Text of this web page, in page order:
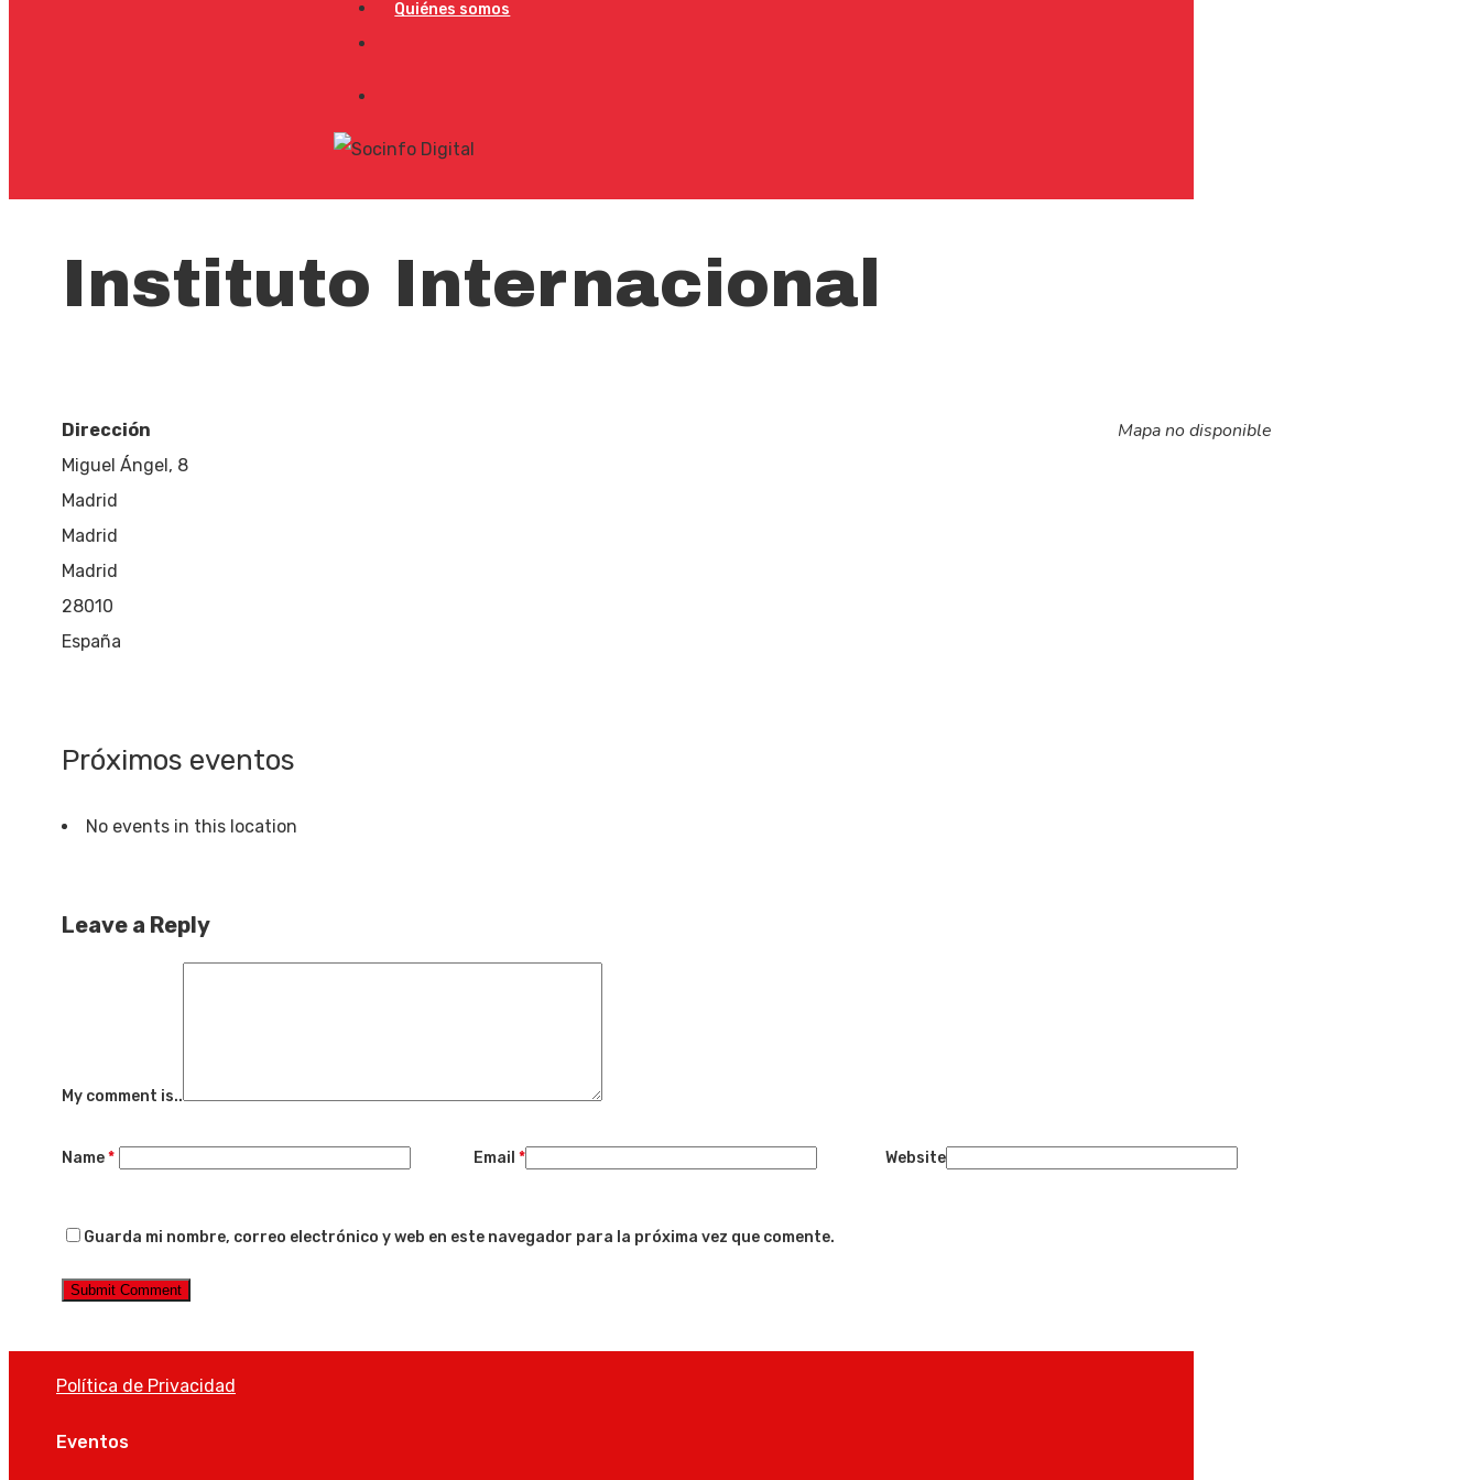
Quiénes somos
Instituto Internacional
Mapa no disponible
Dirección
Miguel Ángel, 8
Madrid
Madrid
Madrid
28010
España
Próximos eventos
No events in this location
Leave a Reply
My comment is..
Name* Email * Website
Guarda mi nombre, correo electrónico y web en este navegador para la próxima vez que comente.
Política de Privacidad
Eventos